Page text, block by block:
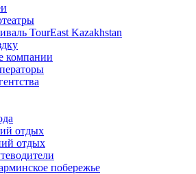
TourEast Kazakhstan
компании
отдых
отдых
побережье